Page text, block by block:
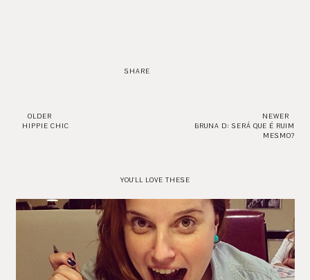
SHARE
OLDER
HIPPIE CHIC
NEWER
BRUNA D: SERÁ QUE É RUIM
MESMO?
YOU'LL LOVE THESE